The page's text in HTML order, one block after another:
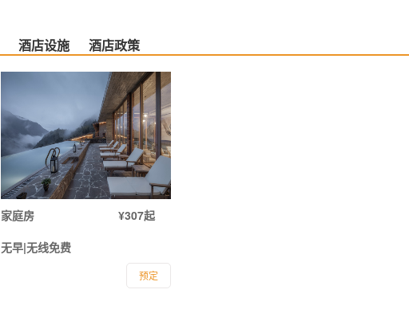
酒店设施 酒店政策
家庭房
¥307起
无早|无线免费
预定